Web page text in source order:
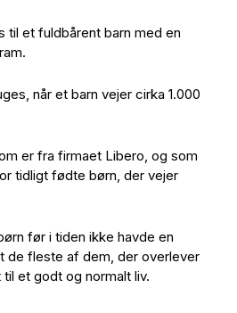
til et fuldbårent barn med en
når et barn vejer cirka 1.000
er fra firmaet Libero, og som
tidligt fødte børn, der vejer
før i tiden ikke havde en
de fleste af dem, der overlever
et godt og normalt liv.